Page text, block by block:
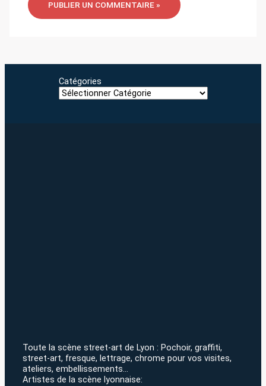
Catégories
Toute la scène street-art de Lyon : Pochoir, graffiti,
street-art, fresque, lettrage, chrome pour vos visites,
ateliers, embellissements…
Artistes de la scène lyonnaise: